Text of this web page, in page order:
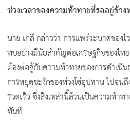
ช่วงเวลาของความท้าทายที่รออยู่ข้า
นาย เกลี กล่าวว่า การแพร่ระบาดของ
ทบอย่างมีนัยสำคัญต่อเศรษฐกิจของไท
ต้องต่อสู้กับความท้าทายของการดำเนิ
การหยุดชะงักของห่วงโซ่อุปทาน ไปจน
รวดเร็ว ซึ่งสิ่งเหล่านี้ล้วนเป็นความท้าท
ทันที